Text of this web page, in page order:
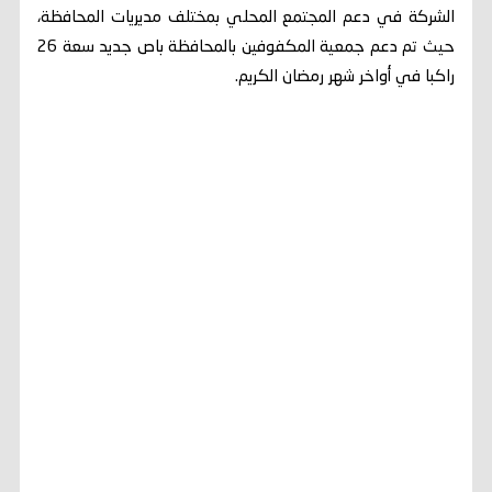
الشركة في دعم المجتمع المحلي بمختلف مديريات المحافظة،
حيث تم دعم جمعية المكفوفين بالمحافظة باص جديد سعة 26
راكبا في أواخر شهر رمضان الكريم.